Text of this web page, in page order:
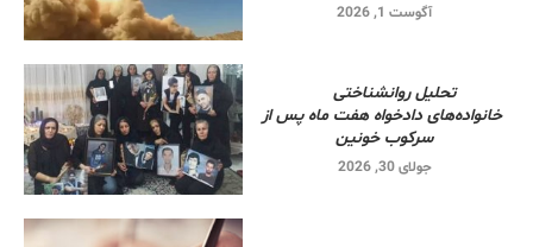
آگوست 1, 2026
تحلیل روانشناختی
خانواده‌های دادخواه هفت ماه پس از
سرکوب خونین
جولای 30, 2026